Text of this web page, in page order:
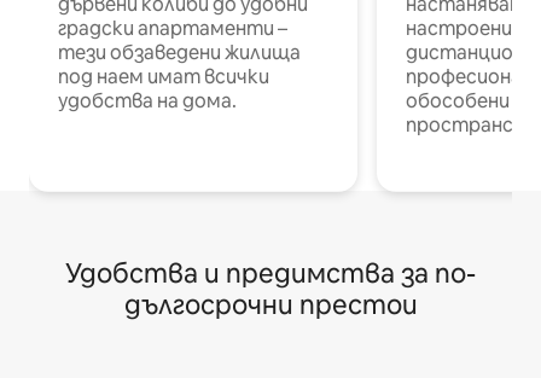
градски апартаменти –
тези обзаведени жилища
под наем имат всички
удобства на дома.
настроени и
обособени
Удобства и предимства за по-
дългосрочни престои